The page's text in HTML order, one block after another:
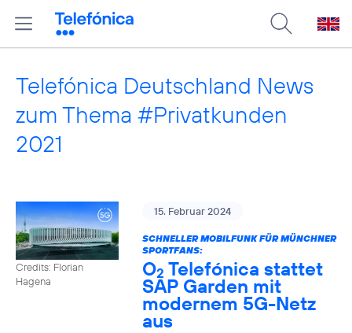
Telefónica Deutschland News
zum Thema #Privatkunden
2021
Credits: Florian
Hagena
15. Februar 2024
SCHNELLER MOBILFUNK FÜR MÜNCHNER
SPORTFANS:
O2 Telefónica stattet
SAP Garden mit
modernem 5G-Netz
aus